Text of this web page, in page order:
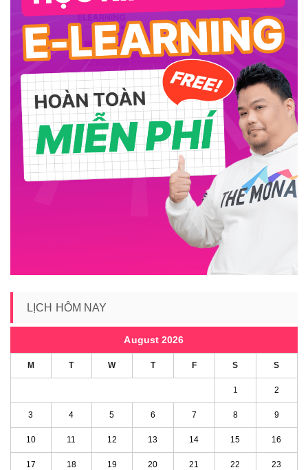
LỊCH HÔM NAY
August 2026
M T W T F S S
1 2
3 4 5 6 7 8 9
10 11 12 13 14 15 16
17 18 19 20 21 22 23